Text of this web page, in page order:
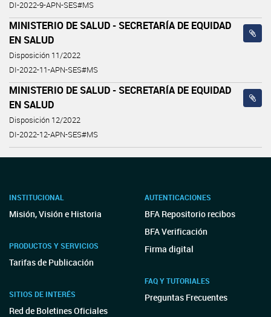
DI-2022-9-APN-SES#MS
MINISTERIO DE SALUD - SECRETARÍA DE EQUIDAD
EN SALUD
Disposición 11/2022
DI-2022-11-APN-SES#MS
MINISTERIO DE SALUD - SECRETARÍA DE EQUIDAD
EN SALUD
Disposición 12/2022
DI-2022-12-APN-SES#MS
INSTITUCIONAL
Misión, Visión e Historia
PRODUCTOS Y SERVICIOS
Tarifas de Publicación
SITIOS DE INTERÉS
Red de Boletines Oficiales
AUTENTICACIONES
BFA Repositorio recibos
BFA Verificación
Firma digital
FAQ Y TUTORIALES
Preguntas Frecuentes